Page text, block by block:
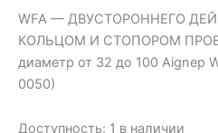
WFA — ДВУСТОРОННЕГО
КОЛЬЦОМ И СТОПОРОМ
диаметр от 32 до 100 Aignep
0050)
Доступность: 1 в наличии